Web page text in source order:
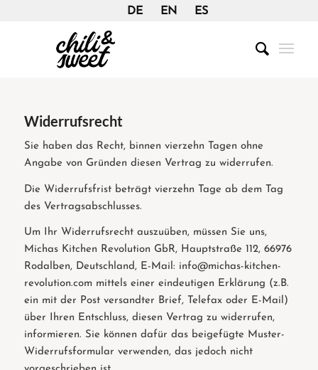
DE EN ES
Widerrufsrecht
Sie haben das Recht, binnen vierzehn Tagen ohne
Angabe von Gründen diesen Vertrag zu widerrufen.
Die Widerrufsfrist beträgt vierzehn Tage ab dem Tag
des Vertragsabschlusses.
Um Ihr Widerrufsrecht auszuüben, müssen Sie uns,
Michas Kitchen Revolution GbR, Hauptstraße 112, 66976
Rodalben, Deutschland, E-Mail: info@michas-kitchen-
revolution.com mittels einer eindeutigen Erklärung (z.B.
ein mit der Post versandter Brief, Telefax oder E-Mail)
über Ihren Entschluss, diesen Vertrag zu widerrufen,
informieren. Sie können dafür das beigefügte Muster-
Widerrufsformular verwenden, das jedoch nicht